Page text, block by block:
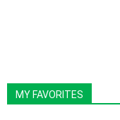
MY FAVORITES